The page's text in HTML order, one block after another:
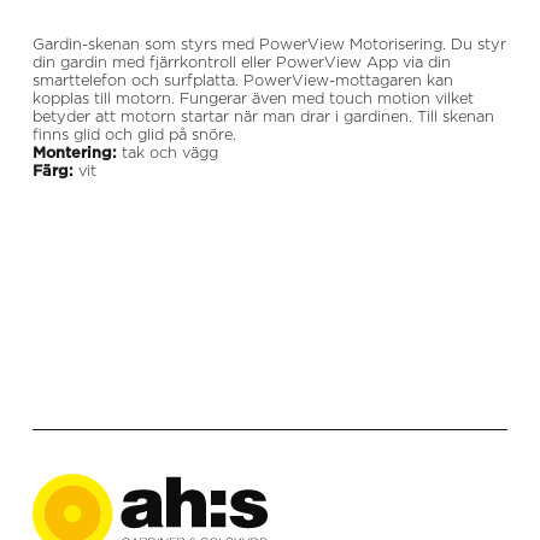
Gardin-skenan som styrs med PowerView Motorisering. Du styr
din gardin med fjärrkontroll eller PowerView App via din
smarttelefon och surfplatta. PowerView-mottagaren kan
kopplas till motorn. Fungerar även med touch motion vilket
betyder att motorn startar när man drar i gardinen. Till skenan
finns glid och glid på snöre.
Montering:tak och vägg
Färg:vit